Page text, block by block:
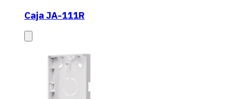
Caja JA-111R